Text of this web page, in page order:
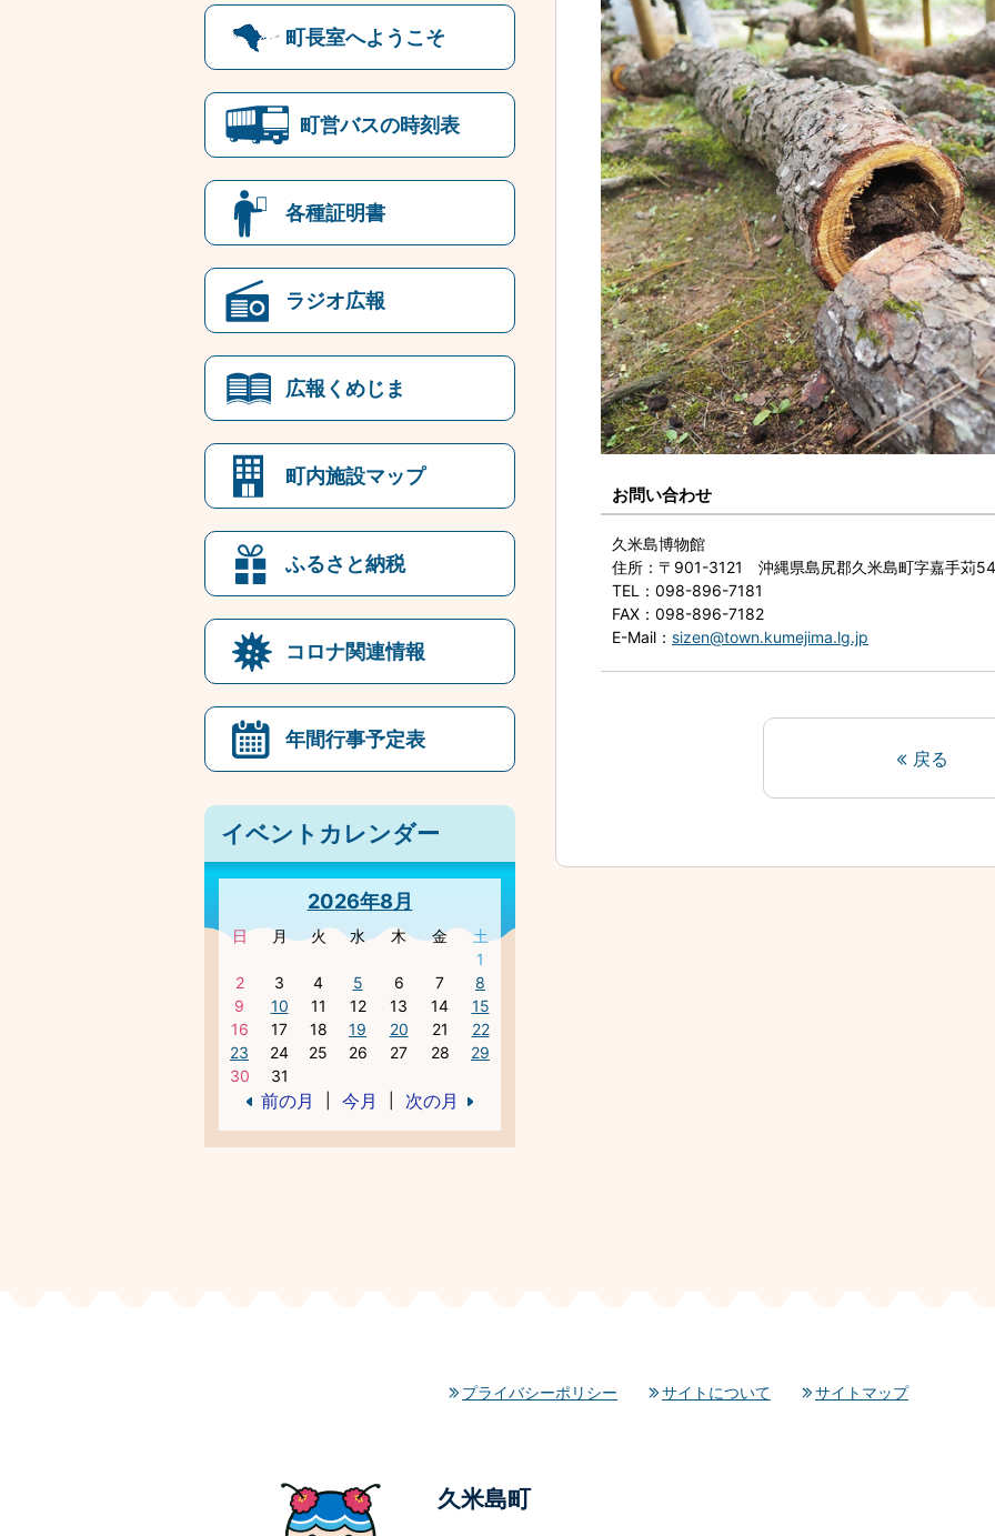
お問い合わせ
久米島博物館
住所 ：〒901-3121 沖縄県島尻郡久米島町字嘉手苅
TEL
：098-896-7181
FAX ：098-896-7182
E-Mail ： sizen@town.kumejima.lg.jp
戻る
町長室へようこそ
町営バスの時刻表
各種証明書
ラジオ広報
広報くめじま
町内施設マップ
ふるさと納税
コロナ関連情報
年間行事予定表
イベントカレンダー
2026年8月
日 月 火 水 木 金
土
1
2
3 4 5 6 7
8
9
10 11 12 13 14
15
16
17 18 19 20 21
22
23
24 25 26 27 28
29
30
31
前の月 今月 次の月
プライバシーポリシー サイトについて サイトマップ
久米島町